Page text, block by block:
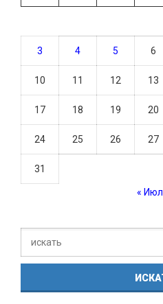
3 4 5 6
10 11 12 13
17 18 19 20
24 25 26 27
31
« Июл